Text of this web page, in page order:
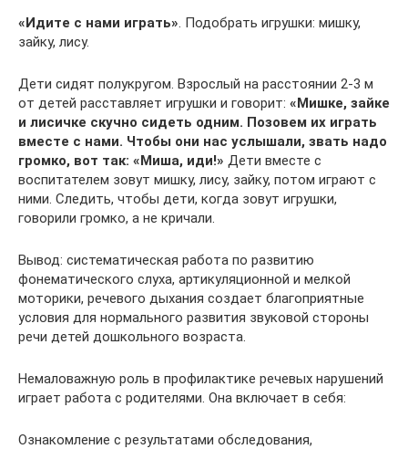
«Идите с нами играть» . Подобрать игрушки: мишку,
зайку, лису.
Дети сидят полукругом. Взрослый на расстоянии 2-3 м
от детей расставляет игрушки и говорит: «Мишке, зайке
и лисичке скучно сидеть одним. Позовем их играть
вместе с нами. Чтобы они нас услышали, звать надо
громко, вот так: «Миша, иди!» Дети вместе с
воспитателем зовут мишку, лису, зайку, потом играют с
ними. Следить, чтобы дети, когда зовут игрушки,
говорили громко, а не кричали.
Вывод: систематическая работа по развитию
фонематического слуха, артикуляционной и мелкой
моторики, речевого дыхания создает благоприятные
условия для нормального развития звуковой стороны
речи детей дошкольного возраста.
Немаловажную роль в профилактике речевых нарушений
играет работа с родителями. Она включает в себя:
Ознакомление с результатами обследования,